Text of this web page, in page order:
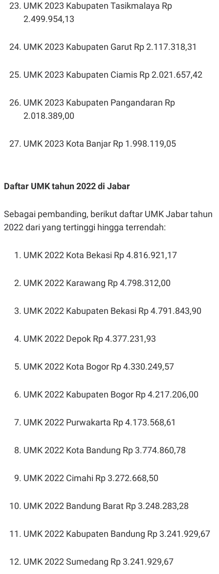
UMK 2023 Kabupaten Tasikmalaya Rp
2.499.954,13
UMK 2023 Kabupaten Garut Rp 2.117.318,31
UMK 2023 Kabupaten Ciamis Rp 2.021.657,42
UMK 2023 Kabupaten Pangandaran Rp
2.018.389,00
UMK 2023 Kota Banjar Rp 1.998.119,05
Daftar UMK tahun 2022 di Jabar
Sebagai pembanding, berikut daftar UMK Jabar tahun
2022 dari yang tertinggi hingga terrendah:
UMK 2022 Kota Bekasi Rp 4.816.921,17
UMK 2022 Karawang Rp 4.798.312,00
UMK 2022 Kabupaten Bekasi Rp 4.791.843,90
UMK 2022 Depok Rp 4.377.231,93
UMK 2022 Kota Bogor Rp 4.330.249,57
UMK 2022 Kabupaten Bogor Rp 4.217.206,00
UMK 2022 Purwakarta Rp 4.173.568,61
UMK 2022 Kota Bandung Rp 3.774.860,78
UMK 2022 Cimahi Rp 3.272.668,50
UMK 2022 Bandung Barat Rp 3.248.283,28
UMK 2022 Kabupaten Bandung Rp 3.241.929,67
UMK 2022 Sumedang Rp 3.241.929,67